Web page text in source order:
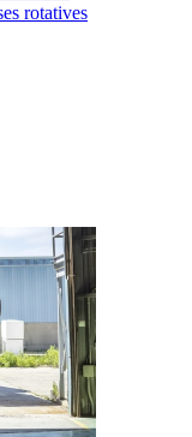
rotatives